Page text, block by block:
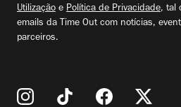
Utilização e Política de Privacidade, tal
emails da Time Out com notícias,
parceiros.